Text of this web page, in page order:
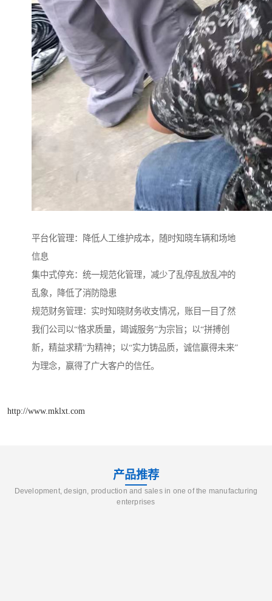
平台化管理：降低人工维护成本，随时知晓车辆和场地
信息
集中式停充：统一规范化管理，减少了乱停乱放乱冲的
乱象，降低了消防隐患
规范财务管理：实时知晓财务收支情况，账目一目了然
我们公司以“恪求质量，竭诚服务”为宗旨；以“拼搏创
新，精益求精”为精神；以“实力铸品质，诚信赢得未来”
为理念，赢得了广大客户的信任。
http://www.mklxt.com
产品推荐
Development, design, production and sales in one of the manufacturing
enterprises